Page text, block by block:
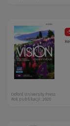
-
Oxford University Press
Rok publikacji: 2020